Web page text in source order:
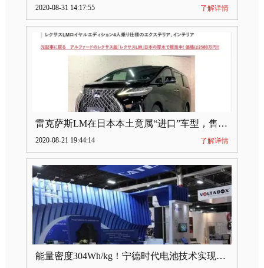
2020-08-31 14:17:55 了解详情
雷克萨斯LM在日本本土竟属“进口”车型，售价2580万日元
2020-08-21 19:44:14 了解详情
能量密度304Wh/kg！宁德时代电池技术实现突破